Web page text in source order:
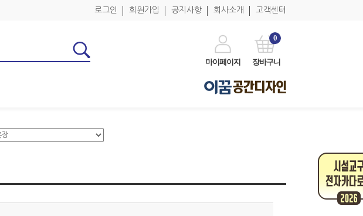
로그인 회원가입 공지사항 회사소개 고객센터
마이페이지
0
장바구니